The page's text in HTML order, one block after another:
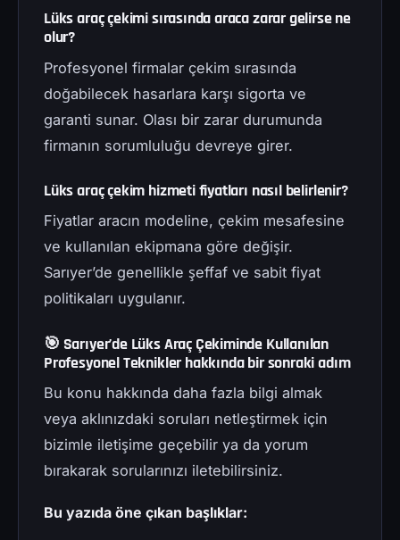
Lüks araç çekimi sırasında araca zarar gelirse ne
olur?
Profesyonel firmalar çekim sırasında
doğabilecek hasarlara karşı sigorta ve
garanti sunar. Olası bir zarar durumunda
firmanın sorumluluğu devreye girer.
Lüks araç çekim hizmeti fiyatları nasıl belirlenir?
Fiyatlar aracın modeline, çekim mesafesine
ve kullanılan ekipmana göre değişir.
Sarıyer’de genellikle şeffaf ve sabit fiyat
politikaları uygulanır.
🎯 Sarıyer’de Lüks Araç Çekiminde Kullanılan
Profesyonel Teknikler hakkında bir sonraki adım
Bu konu hakkında daha fazla bilgi almak
veya aklınızdaki soruları netleştirmek için
bizimle iletişime geçebilir ya da yorum
bırakarak sorularınızı iletebilirsiniz.
Bu yazıda öne çıkan başlıklar: